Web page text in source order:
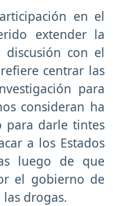
en el
extender la
con el
centrar las
para
consideran ha
para darle tintes
a los Estados
luego de que
el gobierno de
drogas.